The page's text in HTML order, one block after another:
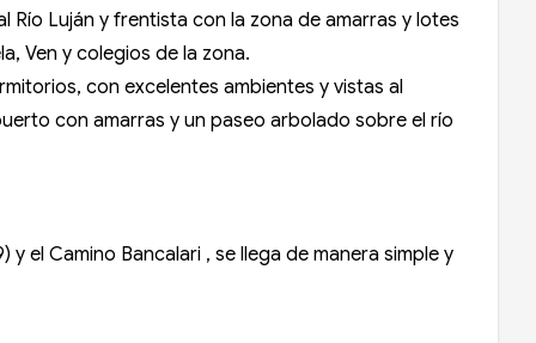
Río Luján y frentista con la zona de amarras y lotes
Ven y colegios de la zona.
con excelentes ambientes y vistas al
con amarras y un paseo arbolado sobre el río
el Camino Bancalari , se llega de manera simple y